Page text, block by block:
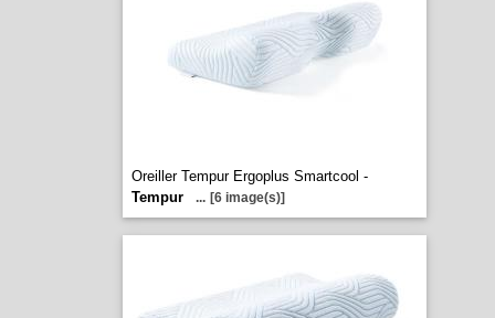
Oreiller Tempur Ergoplus Smartcool -
Tempur
... [6 image(s)]